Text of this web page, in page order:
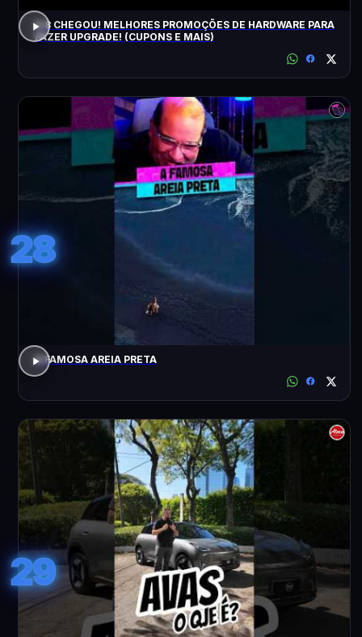
8.8 CHEGOU! MELHORES PROMOÇÕES DE HARDWARE PARA
FAZER UPGRADE! (CUPONS E MAIS)
28
A FAMOSA AREIA PRETA
29